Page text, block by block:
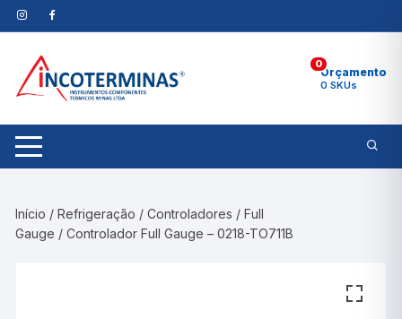
Pular
para
conteúdo
0
Orçamento
0 SKUs
Início /Refrigeração /Controladores /Full
Gauge / Controlador Full Gauge – 0218-TO711B